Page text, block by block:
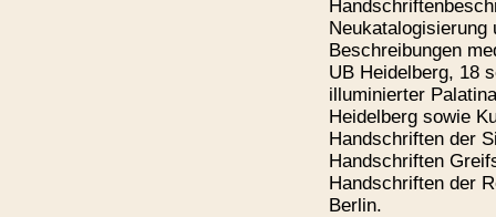
Neukatalogisierung
Beschreibungen
UB Heidelberg, 18
illuminierter
Heidelberg sowie
Handschriften der
Handschriften
Handschriften der
Berlin.